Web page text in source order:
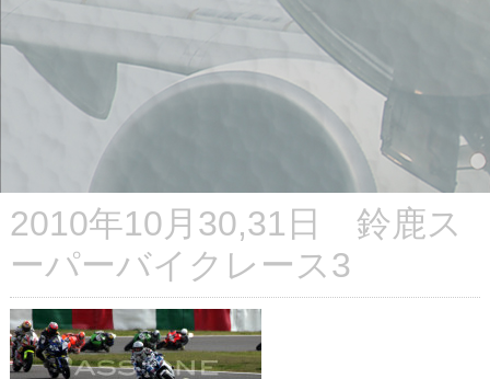
2010年10月30,31日 鈴鹿ス
ーパーバイクレース3